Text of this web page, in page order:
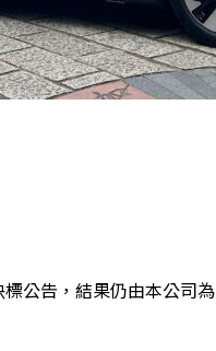
標公告，結果仍由本公